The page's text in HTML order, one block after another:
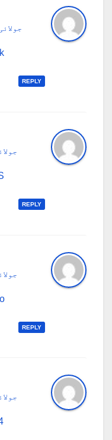
جولائی 27, 2025 وقت 11:48
REPLY
جولائی 27, 2025
REPLY
جولائی 27, 2025
REPLY
جولائی 27, 2025